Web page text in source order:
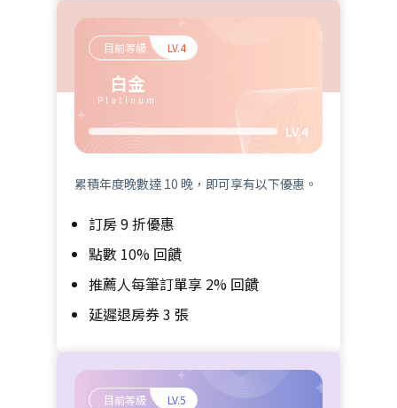
目前等級 LV.4
白金
Platinum
LV.4
累積年度晚數達 10 晚，即可享有以下優惠。
訂房 9 折優惠
點數 10% 回饋
推薦人每筆訂單享 2% 回饋
延遲退房券 3 張
目前等級 LV.5